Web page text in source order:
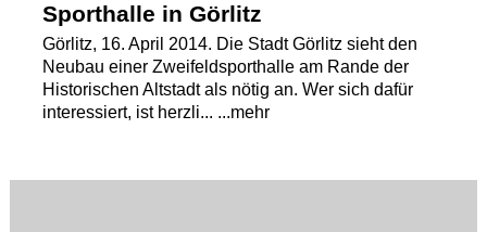
Sporthalle in Görlitz
Görlitz, 16. April 2014. Die Stadt Görlitz sieht den
Neubau einer Zweifeldsporthalle am Rande der
Historischen Altstadt als nötig an. Wer sich dafür
interessiert, ist herzli... ...mehr